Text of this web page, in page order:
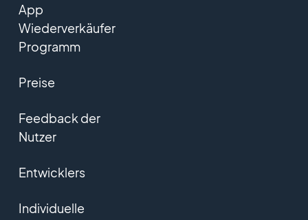
App
Wiederverkäufer
Programm
Preise
Feedback der
Nutzer
Entwicklers
Individuelle